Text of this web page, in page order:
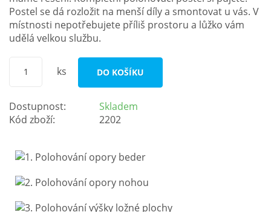
Postel se dá rozložit na menší díly a smontovat u vás. V
místnosti nepotřebujete příliš prostoru a lůžko vám
udělá velkou službu.
ks DO KOŠÍKU
Dostupnost:
Skladem
Kód zboží:
2202